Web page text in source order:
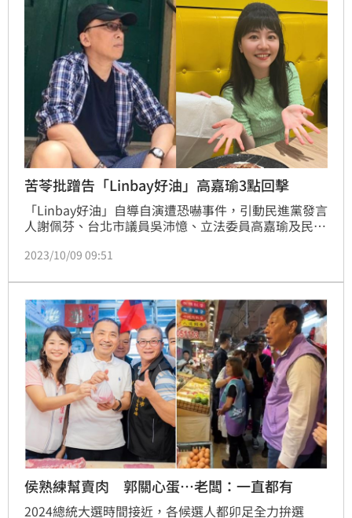
透過降低關稅，由貿易商自行進口。
苦苓批蹭告「Linbay好油」高嘉瑜3點回擊
「Linbay好油」自導自演遭恐嚇事件，引動民進黨發言
人謝佩芬、台北市議員吳沛憶、立法委員高嘉瑜及民進
告，但作家苦苓卻認為高嘉瑜搶著去跟人家按鈴申告，
要敵人。對此，高嘉瑜也不忍了，今提3點強力回擊，
駁斥是抹黑造謠帶風向。
2023/10/09 09:51
侯熟練幫賣肉 郭關心蛋…老闆：一直都有
2024總統大選時間接近，各候選人都卯足全力拚選